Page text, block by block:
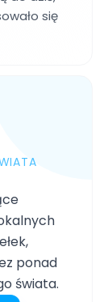
się
ponad
świata.